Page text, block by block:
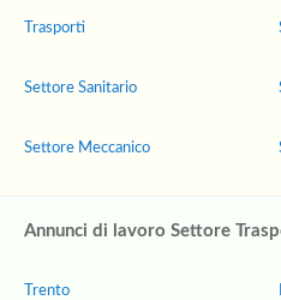
Trasporti
Settore Sanitario
Settore Meccanico
Annunci di lavoro Settore
Trento